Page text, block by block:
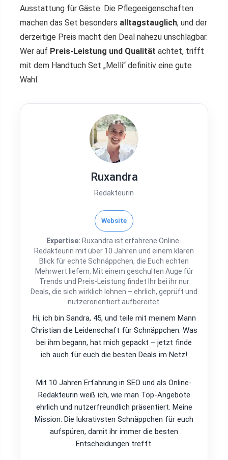
Ausstattung für Gäste. Die Pflegeeigenschaften
machen das Set besonders alltagstauglich, und der
derzeitige Preis macht den Deal nahezu unschlagbar.
Wer auf Preis-Leistung und Qualität achtet, trifft
mit dem Handtuch Set „Melli“ definitiv eine gute
Wahl.
Ruxandra
Redakteurin
Website
Expertise: Ruxandra ist erfahrene Online-
Redakteurin mit über 10 Jahren und einem klaren
Blick für echte Schnäppchen, die Euch echten
Mehrwert liefern. Mit einem geschulten Auge für
Trends und Preis-Leistung findet Ihr bei ihr nur
Deals, die sich wirklich lohnen – ehrlich, geprüft und
nutzerorientiert aufbereitet.
Hi, ich bin Sandra, 45, und teile mit meinem Mann
Christian die Leidenschaft für Schnäppchen. Was
bei ihm begann, hat mich gepackt – jetzt finde
ich auch für euch die besten Deals im Netz!
Mit 10 Jahren Erfahrung in SEO und als Online-
Redakteurin weiß ich, wie man Top-Angebote
ehrlich und nutzerfreundlich präsentiert. Meine
Mission: Die lukrativsten Schnäppchen für euch
aufspüren, damit ihr immer die besten
Entscheidungen trefft.